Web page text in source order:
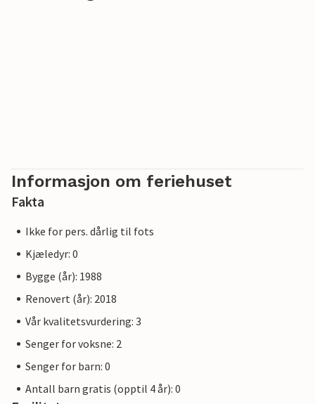
Informasjon om feriehuset
Fakta
Ikke for pers. dårlig til fots
Kjæledyr: 0
Bygge (år): 1988
Renovert (år): 2018
Vår kvalitetsvurdering: 3
Senger for voksne: 2
Senger for barn: 0
Antall barn gratis (opptil 4 år): 0